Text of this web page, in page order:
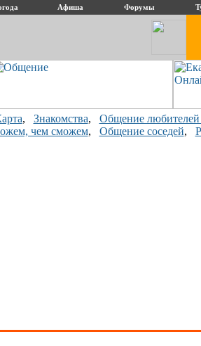
Афиша Форумы
, Знакомства, Общение
чем сможем, Общение соседей,